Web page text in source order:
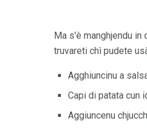
Ma s'è manghjendu in
truvareti chì pudete
Agghiuncinu a
Capi di patata cun
Aggiuncenu